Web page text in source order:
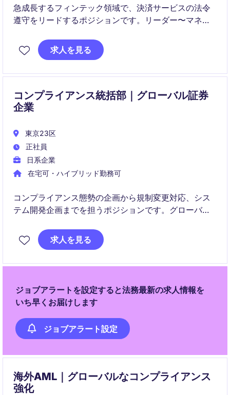
急成長するフィンテック領域で、決済サービスの法令
遵守をリードするポジションです。リーダー〜マネー
インパクトのあるサービスの安全性と信頼性を支えて
いただきます。
求人を見る
コンプライアンス統括部｜グローバル証券
企業
東京23区
正社員
日系企業
在宅可・ハイブリッド勤務可
コンプライアンス態勢の企画から規制変更対応、シス
テム開発企画までを担うポジションです。グローバル
度な管理体制の構築にも関与いただきます。
求人を見る
ジョブアラートを設定すると法務最新の求人情報を
いち早くお届けします
ジョブアラート設定
海外AML｜グローバルなコンプライアンス
強化